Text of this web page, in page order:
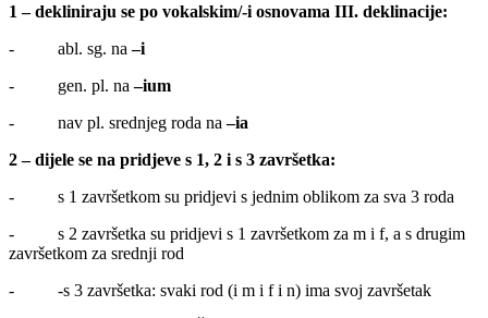
1 – dekliniraju se po vokalskim/-i osnovama III. deklinacije:
- abl. sg. na–i
- gen. pl. na–ium
- nav pl. srednjeg roda na–ia
2 – dijele se na pridjeve s 1, 2 i s 3 završetka:
- s 1 završetkom su pridjevi s jednim oblikom za sva 3 roda
- s 2 završetka su pridjevi s 1 završetkom za m i f, a s drugim
završetkom za srednji rod
- -s 3 završetka: svaki rod (i m i f i n) ima svoj završetak